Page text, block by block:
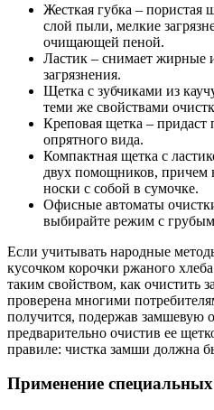
Жесткая губка –
слой пыли, мелкие
очищающей пеной.
Ластик – снимает жирные
загрязнения.
Щетка с зубчиками из
теми же свойствами
Креповая щетка – придаст
опрятного вида.
Компактная щетка с
двух помощников, причем
носки с собой в сумочке.
Офисные автоматы
выбирайте режим с
Если учитывать народные
кусочком корочки ржаного
таким свойством, как очистить
проверена многими
получится, подержав замшевую
предварительно очистив ее
правиле: чистка замши должна
Применение специальных